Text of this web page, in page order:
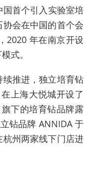
国首个引入实验室培
会在中国的首个会
2020 年在南京开设
式。
推进，独立培育钻
上海大悦城开设了
下的培育钻品牌露
钻品牌 ANNIDA 于
州两家线下门店进